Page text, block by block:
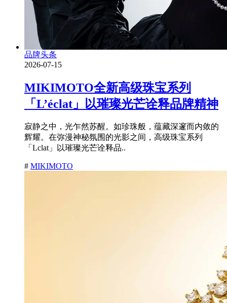
品牌头条
2026-07-15
MIKIMOTO全新高级珠宝系列
「L’éclat」以璀璨光芒诠释品牌精神
寂静之中，光乍然苏醒。如珍珠般，蕴藏深邃而内敛的
辉耀。在弥漫神秘氛围的光影之间，高级珠宝系列
「Lclat」以璀璨光芒诠释品..
# MIKIMOTO